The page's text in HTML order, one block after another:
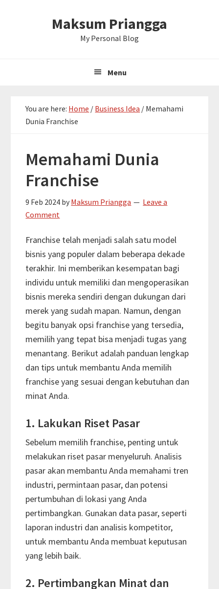
Maksum Priangga
My Personal Blog
Menu
You are here: Home / Business Idea / Memahami
Dunia Franchise
Memahami Dunia
Franchise
9 Feb 2024 by Maksum Priangga
Leave a
Comment
Franchise telah menjadi salah satu model
bisnis yang populer dalam beberapa dekade
terakhir. Ini memberikan kesempatan bagi
individu untuk memiliki dan mengoperasikan
bisnis mereka sendiri dengan dukungan dari
merek yang sudah mapan. Namun, dengan
begitu banyak opsi franchise yang tersedia,
memilih yang tepat bisa menjadi tugas yang
menantang. Berikut adalah panduan lengkap
dan tips untuk membantu Anda memilih
franchise yang sesuai dengan kebutuhan dan
minat Anda.
1. Lakukan Riset Pasar
Sebelum memilih franchise, penting untuk
melakukan riset pasar menyeluruh. Analisis
pasar akan membantu Anda memahami tren
industri, permintaan pasar, dan potensi
pertumbuhan di lokasi yang Anda
pertimbangkan. Gunakan data pasar, seperti
laporan industri dan analisis kompetitor,
untuk membantu Anda membuat keputusan
yang lebih baik.
2. Pertimbangkan Minat dan